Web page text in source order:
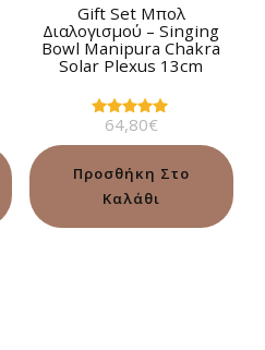
Gift Set Μπολ
Διαλογισμού – Singing
Bowl Manipura Chakra
Solar Plexus 13cm
Βαθμολογήθηκε
από 5
64,80€
Προσθήκη Στο
Καλάθι